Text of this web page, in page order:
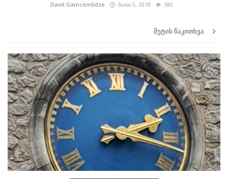
Davit.Gamcemlidze მაისი 5, 2018 380
მეტის წაკითხვა